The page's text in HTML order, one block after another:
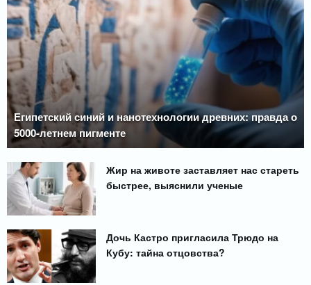
Египетский синий и нанотехнологии древних: правда о
5000-летнем пигменте
Жир на животе заставляет нас стареть
быстрее, выяснили ученые
Дочь Кастро пригласила Трюдо на
Кубу: тайна отцовства?